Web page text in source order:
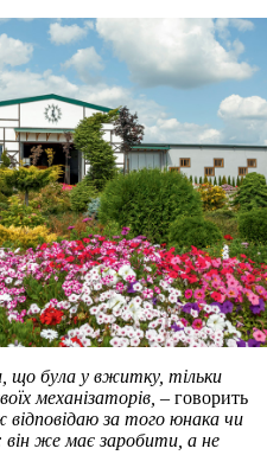
що була у вжитку, тільки
механізаторів, – говорить
за того юнака чи
він же має заробити, а не